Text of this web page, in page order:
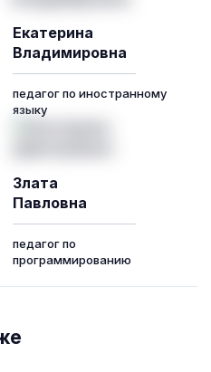
Екатерина
Владимировна
педагог по иностранному
языку
Злата
Павловна
педагог по
программированию